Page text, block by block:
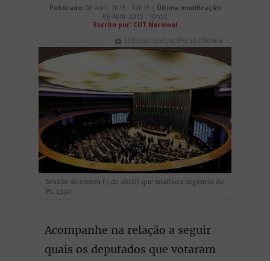
Publicado: 08 Abril, 2015 - 12h15 | Última modificação:
09 Abril, 2015 - 10h52
Escrito por: CUT Nacional
LUÍS MACEDO/AGÊNCIA CÂMARA
Sessão de ontem (7 de abril) que analisou urgência do
PL 4330
Acompanhe na relação a seguir
quais os deputados que votaram